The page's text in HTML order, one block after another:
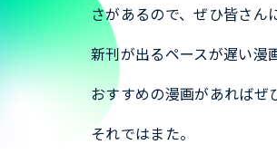
さがあるので、ぜひ皆さん
新刊が出るペースが遅い漫
おすすめの漫画があればぜ
それではまた。